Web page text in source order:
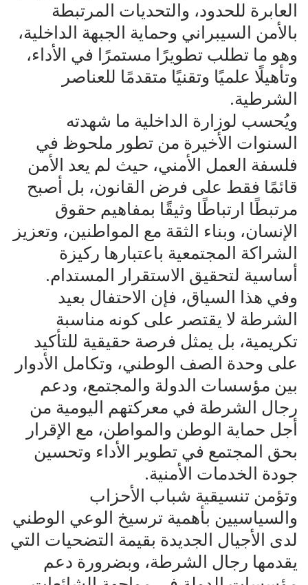
العابرة للحدود، والتحديات المرتبطة
بالأمن السيبراني وحماية الجبهة الداخلية،
وهو ما تطلب تطويرًا مستمرًا في الأداء،
وتأهيلًا علميًا وتقنيًا متقدمًا للعناصر
الشرطية.
ويُحسب لوزارة الداخلية ما شهدته
السنوات الأخيرة من تطور ملحوظ في
فلسفة العمل الأمني، حيث لم يعد الأمن
قائمًا فقط على فرض القانون، بل أصبح
مرتبطًا ارتباطًا وثيقًا بمفاهيم حقوق
الإنسان، وبناء الثقة مع المواطنين، وتعزيز
الشراكة المجتمعية باعتبارها ركيزة
أساسية لتحقيق الاستقرار المستدام.
وفي هذا السياق، فإن الاحتفال بعيد
الشرطة لا يقتصر على كونه مناسبة
تكريمية، بل يمثل فرصة حقيقية للتأكيد
على وحدة الصف الوطني، وتكامل الأدوار
بين مؤسسات الدولة والمجتمع، ودعم
رجال الشرطة في معركتهم اليومية من
أجل حماية الوطن والمواطن، مع الإقرار
بحق المجتمع في تطوير الأداء وتحسين
جودة الخدمات الأمنية.
وتؤمن تنسيقية شباب الأحزاب
والسياسيين بأهمية ترسيخ الوعي الوطني
لدى الأجيال الجديدة بقيمة التضحيات التي
يقدمها رجال الشرطة، وبضرورة دعم